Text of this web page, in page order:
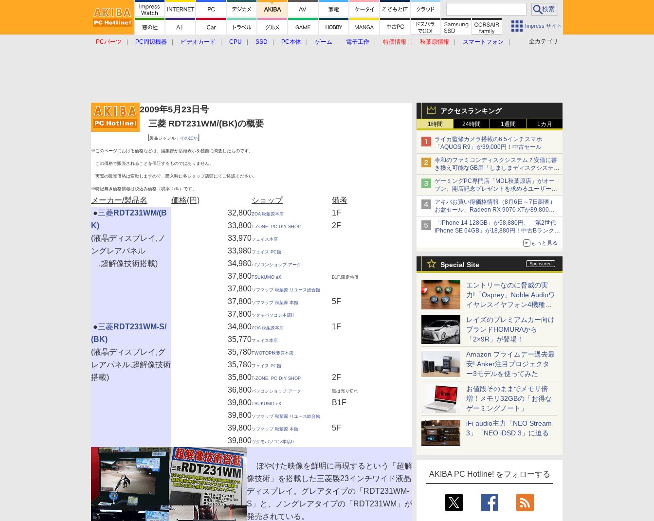
Impress サイト
全カテゴリ
PCパーツ PC周辺機器 ビデオカード CPU SSD PC本体 ゲーム 電子工作 特価情報 秋葉原情報
スマートフォン
アクセスランキング
1時間 24時間 1週間 1カ月
ライカ監修カメラ搭載の6.5インチスマホ
「AQUOS R9」が39,000円！中古セール
令和のファミコンディスクシステム？安価に書
き換え可能なGB用「しましまディスクシステ
ム」
ゲーミングPC専門店「MDL秋葉原店」がオー
プン、開店記念プレゼントを求めるユーザーが
押し寄せ長蛇の列に
アキバお買い得価格情報（8月6日～7日調査）
お盆セール、Radeon RX 9070 XTが89,800
円、水平周波数24.8kHz対応の17型モニターが
9,801円、暑さ指数連動セール ほか
「iPhone 14 128GB」が58,880円、「第2世代
iPhone SE 64GB」が18,880円！中古Bランク品
もっと見る
Special Site
エントリーなのに脅威の実
力!「Osprey」Noble Audioワ
イヤレスイヤフォン4機種を
一気に聴く
レイズのプレミアムカー向け
ブランドHOMURAから
「2×9R」が登場！
Amazon プライムデー過去最
安! Anker注目プロジェクタ
ー3モデルを使ってみた
お値段そのままでメモリ倍
増！メモリ32GBの「お得な
ゲーミングノート」
iFi audio主力「NEO Stream
3」「NEO iDSD 3」に迫る
AKIBA PC Hotline! をフォローする
2009年5月23日号
三菱 RDT231WM/(BK)の概要
[製品ジャンル： そのほか]
※このページにおける価格などは、編集部が店頭表示を独自に調査したものです。
この価格で販売されることを保証するものではありません。
実際の販売価格は変動しますので、購入時に各ショップ店頭にてご確認ください。
※特記無き価格情報は税込み価格（税率=5％）です。
メーカー/製品名 価格(円) ショップ
備考
●三菱RDT231WM/(B
K)
(液晶ディスプレイ,ノ
ングレアパネル
,超解像技術搭載)
32,800ZOA 秋葉原本店
1F
33,800T-ZONE. PC DIY SHOP
2F
33,970フェイス本店
33,980フェイス PC館
34,980パソコンショップ アーク
37,800TSUKUMO eX. B1F,限定特価
37,800ソフマップ 秋葉原 リユース総合館
37,800ソフマップ 秋葉原 本館
5F
37,800ツクモパソコン本店II
●三菱RDT231WM-S/
(BK)
(液晶ディスプレイ,グ
レアパネル,超解像技術
搭載)
34,800ZOA 秋葉原本店
1F
35,770フェイス本店
35,780TWOTOP秋葉原本店
35,780フェイス PC館
35,800T-ZONE. PC DIY SHOP
2F
36,800パソコンショップ アーク 黒は売り切れ
39,800TSUKUMO eX.
B1F
39,800ソフマップ 秋葉原 リユース総合館
39,800ソフマップ 秋葉原 本館
5F
39,800ツクモパソコン本店II
ぼやけた映像を鮮明に再現するという「超解
像技術」を搭載した三菱製23インチワイド液晶
ディスプレイ。グレアタイプの「RDT231WM-
S」と、ノングレアタイプの「RDT231WM」が
発売されている。